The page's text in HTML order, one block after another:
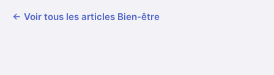
← Voir tous les articles Bien-être